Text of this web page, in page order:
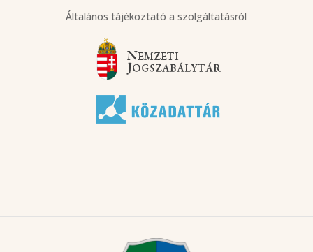
Általános tájékoztató a szolgáltatásról